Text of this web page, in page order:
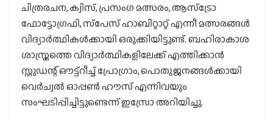
ചിത്രരചന, ക്വിസ്, പ്രസംഗ മത്സരം, ആസ്‌ട്രോ
ഫോട്ടോഗ്രഫി, സ്‌പേസ് ഹാബിറ്റാറ്റ് എന്നീ മത്സരങ്ങൾ
വിദ്യാർത്ഥികൾക്കായി ഒരുക്കിയിട്ടുണ്ട്. ബഹിരാകാശ
ശാസ്ത്രത്തെ വിദ്യാർത്ഥികളിലേക്ക് എത്തിക്കാൻ
സ്റ്റുഡന്റ് ഔട്ട്‌റീച്ച് പ്രോഗ്രാം, പൊതുജനങ്ങൾക്കായി
വെർച്വൽ ഓപ്പൺ ഹൗസ് എന്നിവയും
സംഘടിപ്പിച്ചിട്ടുണ്ടെന്ന് ഇസ്രോ അറിയിച്ചു.